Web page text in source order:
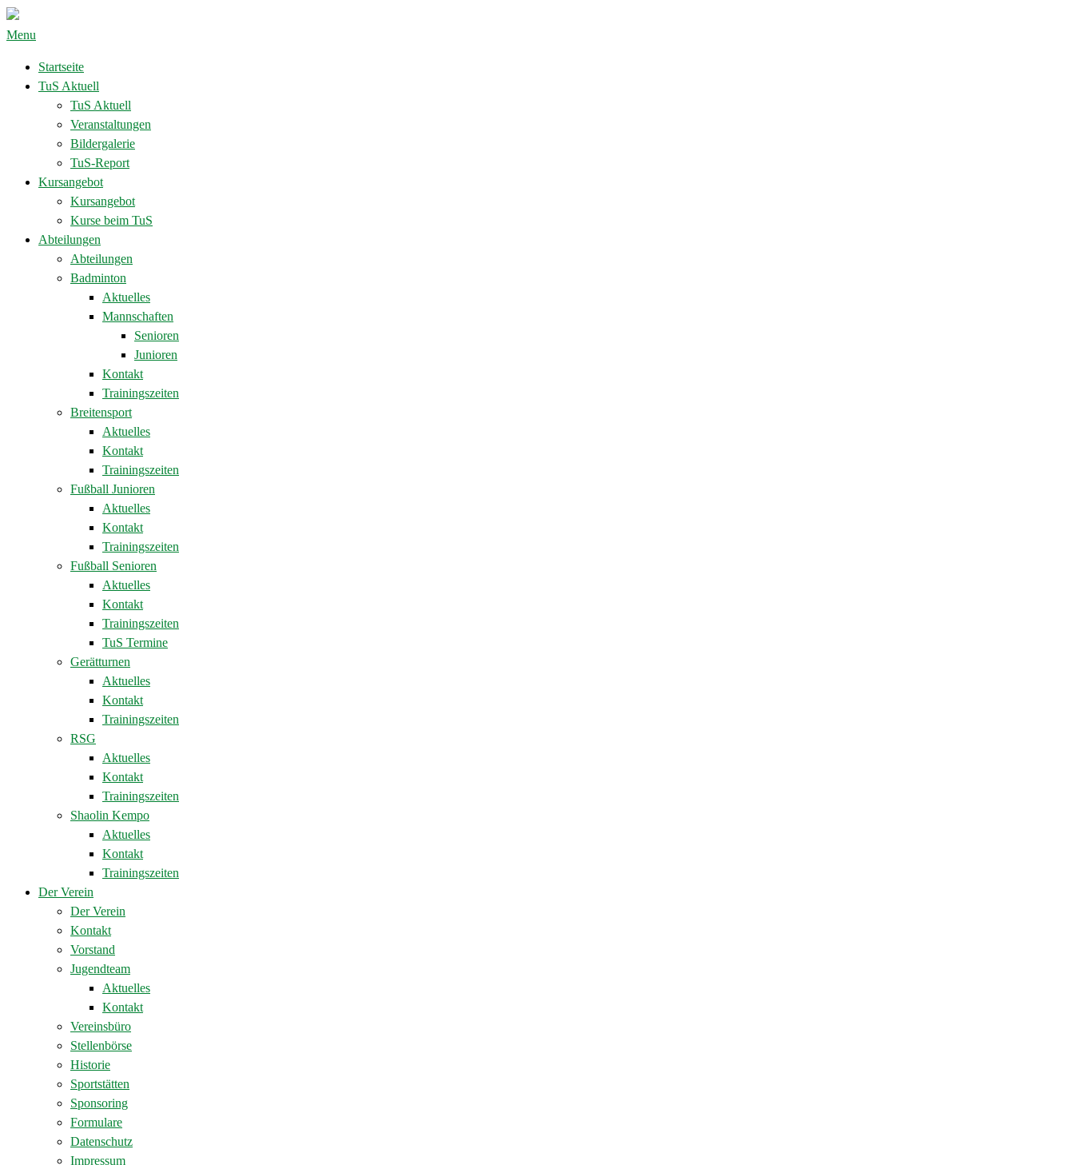
Menu
Startseite
TuS Aktuell
TuS Aktuell
Veranstaltungen
Bildergalerie
TuS-Report
Kursangebot
Kursangebot
Kurse beim TuS
Abteilungen
Abteilungen
Badminton
Aktuelles
Mannschaften
Senioren
Junioren
Kontakt
Trainingszeiten
Breitensport
Aktuelles
Kontakt
Trainingszeiten
Fußball Junioren
Aktuelles
Kontakt
Trainingszeiten
Fußball Senioren
Aktuelles
Kontakt
Trainingszeiten
TuS Termine
Gerätturnen
Aktuelles
Kontakt
Trainingszeiten
RSG
Aktuelles
Kontakt
Trainingszeiten
Shaolin Kempo
Aktuelles
Kontakt
Trainingszeiten
Der Verein
Der Verein
Kontakt
Vorstand
Jugendteam
Aktuelles
Kontakt
Vereinsbüro
Stellenbörse
Historie
Sportstätten
Sponsoring
Formulare
Datenschutz
Impressum